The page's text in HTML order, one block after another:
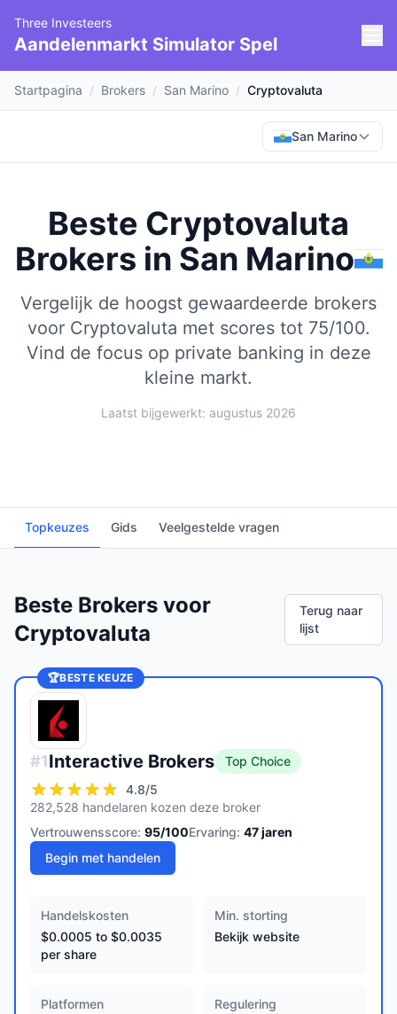
Three Investeers
Aandelenmarkt Simulator Spel
Startpagina / Brokers / San Marino / Cryptovaluta
San Marino
Beste Cryptovaluta
Brokers in San Marino
Vergelijk de hoogst gewaardeerde brokers
voor Cryptovaluta met scores tot 75/100.
Vind de focus op private banking in deze
kleine markt.
Laatst bijgewerkt: augustus 2026
Topkeuzes Gids Veelgestelde vragen
Beste Brokers voor
Cryptovaluta
Terug naar
lijst
🏆BESTE KEUZE
#1Interactive Brokers
Top Choice
4.8/5
282,528 handelaren kozen deze broker
Vertrouwensscore: 95/100Ervaring: 47jaren
Begin met handelen
Handelskosten
$0.0005 to $0.0035
per share
Min. storting
Bekijk website
Platformen
Regulering